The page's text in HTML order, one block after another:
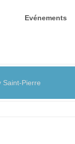
Evénements
Pierre